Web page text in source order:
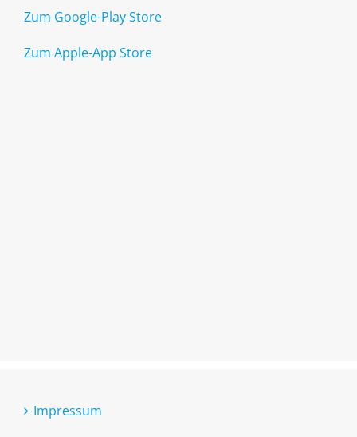
Zum Google-Play Store
Zum Apple-App Store
Impressum